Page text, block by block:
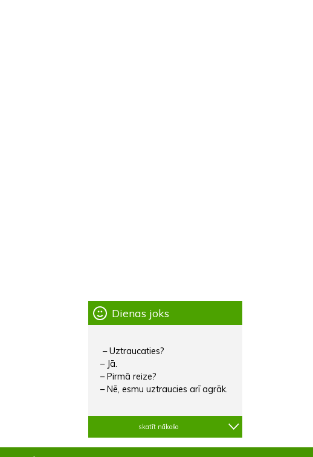
Dienas joks
– Uztraucaties?
– Jā.
– Pirmā reize?
– Nē, esmu uztraucies arī agrāk.
skatīt nākošo